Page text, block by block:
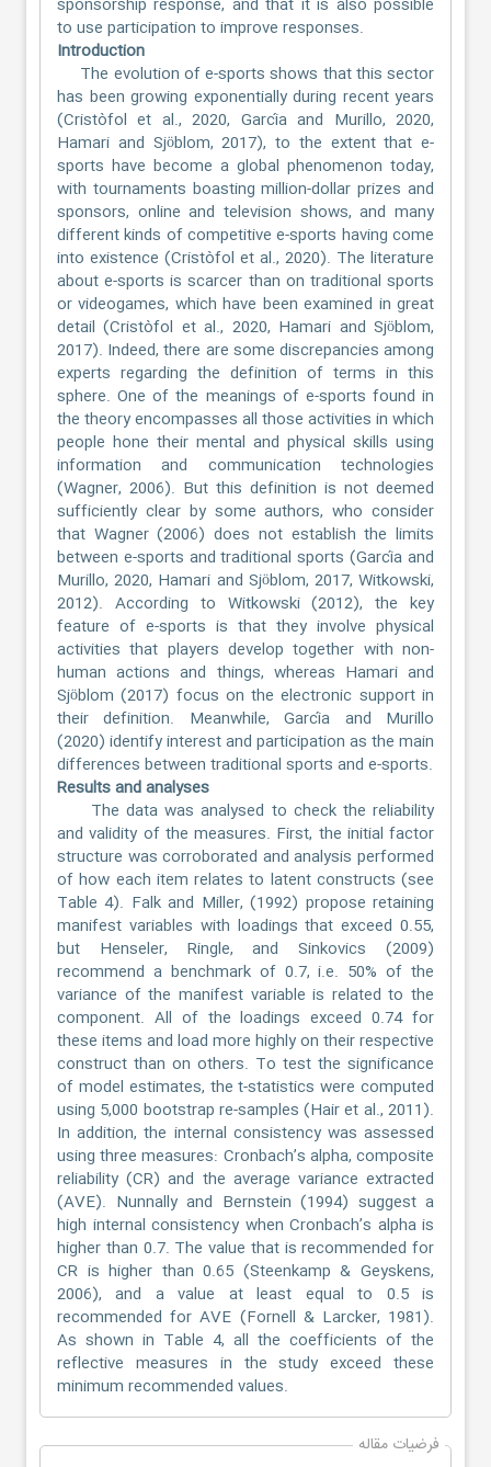
sponsorship response, and that it is also possible
to use participation to improve responses.
Introduction
The evolution of e-sports shows that this sector
has been growing exponentially during recent years
(Cristòfol et al., 2020, García and Murillo, 2020,
Hamari and Sjöblom, 2017), to the extent that e-
sports have become a global phenomenon today,
with tournaments boasting million-dollar prizes and
sponsors, online and television shows, and many
different kinds of competitive e-sports having come
into existence (Cristòfol et al., 2020). The literature
about e-sports is scarcer than on traditional sports
or videogames, which have been examined in great
detail (Cristòfol et al., 2020, Hamari and Sjöblom,
2017). Indeed, there are some discrepancies among
experts regarding the definition of terms in this
sphere. One of the meanings of e-sports found in
the theory encompasses all those activities in which
people hone their mental and physical skills using
information and communication technologies
(Wagner, 2006). But this definition is not deemed
sufficiently clear by some authors, who consider
that Wagner (2006) does not establish the limits
between e-sports and traditional sports (García and
Murillo, 2020, Hamari and Sjöblom, 2017, Witkowski,
2012). According to Witkowski (2012), the key
feature of e-sports is that they involve physical
activities that players develop together with non-
human actions and things, whereas Hamari and
Sjöblom (2017) focus on the electronic support in
their definition. Meanwhile, García and Murillo
(2020) identify interest and participation as the main
differences between traditional sports and e-sports.
Results and analyses
The data was analysed to check the reliability
and validity of the measures. First, the initial factor
structure was corroborated and analysis performed
of how each item relates to latent constructs (see
Table 4). Falk and Miller, (1992) propose retaining
manifest variables with loadings that exceed 0.55,
but Henseler, Ringle, and Sinkovics (2009)
recommend a benchmark of 0.7, i.e. 50% of the
variance of the manifest variable is related to the
component. All of the loadings exceed 0.74 for
these items and load more highly on their respective
construct than on others. To test the significance
of model estimates, the t-statistics were computed
using 5,000 bootstrap re-samples (Hair et al., 2011).
In addition, the internal consistency was assessed
using three measures: Cronbach’s alpha, composite
reliability (CR) and the average variance extracted
(AVE). Nunnally and Bernstein (1994) suggest a
high internal consistency when Cronbach’s alpha is
higher than 0.7. The value that is recommended for
CR is higher than 0.65 (Steenkamp & Geyskens,
2006), and a value at least equal to 0.5 is
recommended for AVE (Fornell & Larcker, 1981).
As shown in Table 4, all the coefficients of the
reflective measures in the study exceed these
minimum recommended values.
فرضیات مقاله